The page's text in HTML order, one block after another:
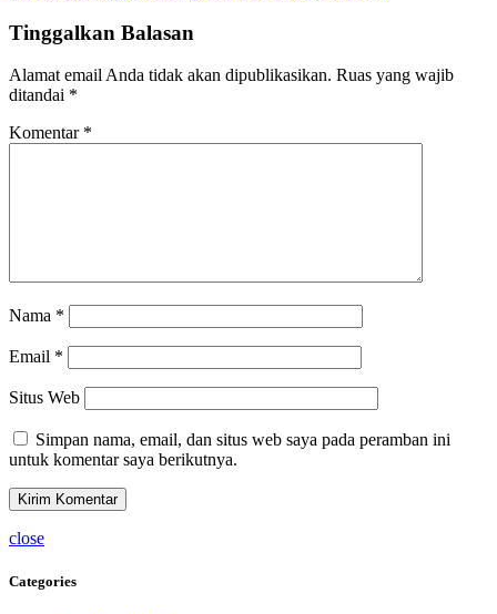
Tinggalkan Balasan
Alamat email Anda tidak akan dipublikasikan. Ruas yang wajib
ditandai *
Komentar *
Nama *
Email *
Situs Web
Simpan nama, email, dan situs web saya pada peramban ini
untuk komentar saya berikutnya.
close
Categories